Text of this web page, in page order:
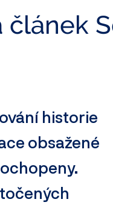
článek
historie
obsažené